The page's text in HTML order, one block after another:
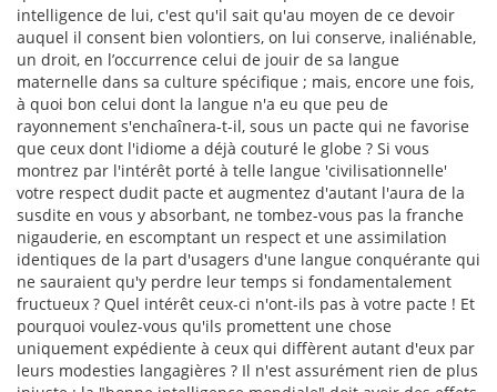
intelligence de lui, c'est qu'il sait qu'au moyen de ce devoir
auquel il consent bien volontiers, on lui conserve, inaliénable,
un droit, en l’occurrence celui de jouir de sa langue
maternelle dans sa culture spécifique ; mais, encore une fois,
à quoi bon celui dont la langue n'a eu que peu de
rayonnement s'enchaînera-t-il, sous un pacte qui ne favorise
que ceux dont l'idiome a déjà couturé le globe ? Si vous
montrez par l'intérêt porté à telle langue 'civilisationnelle'
votre respect dudit pacte et augmentez d'autant l'aura de la
susdite en vous y absorbant, ne tombez-vous pas la franche
nigauderie, en escomptant un respect et une assimilation
identiques de la part d'usagers d'une langue conquérante qui
ne sauraient qu'y perdre leur temps si fondamentalement
fructueux ? Quel intérêt ceux-ci n'ont-ils pas à votre pacte ! Et
pourquoi voulez-vous qu'ils promettent une chose
uniquement expédiente à ceux qui diffèrent autant d'eux par
leurs modesties langagières ? Il n'est assurément rien de plus